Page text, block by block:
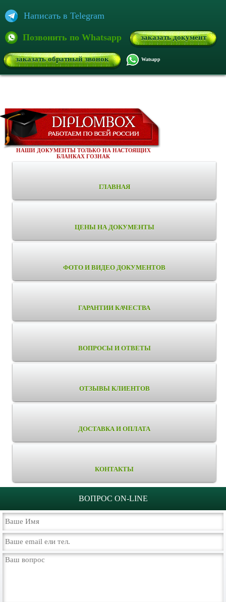
Написать в Telegram
Позвонить по Whatsapp заказать документ
заказать обратный звонок Watsapp
НАШИ ДОКУМЕНТЫ ТОЛЬКО НА НАСТОЯЩИХ
БЛАНКАХ ГОЗНАК
ГЛАВНАЯ
ЦЕНЫ НА ДОКУМЕНТЫ
ФОТО И ВИДЕО ДОКУМЕНТОВ
ГАРАНТИИ КАЧЕСТВА
ВОПРОСЫ И ОТВЕТЫ
ОТЗЫВЫ КЛИЕНТОВ
ДОСТАВКА И ОПЛАТА
КОНТАКТЫ
ВОПРОС ON-LINE